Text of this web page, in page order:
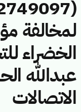
لمخالفة
الخضراء
عبدالله
الاتصالات